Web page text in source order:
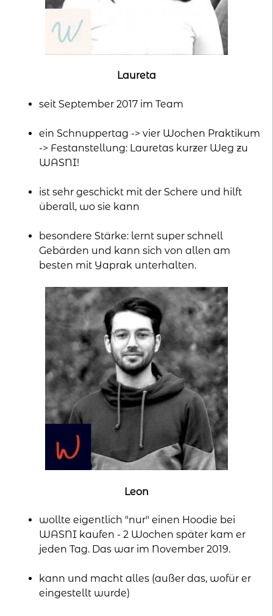
Laureta
seit September 2017 im Team
ein Schnuppertag -> vier Wochen Praktikum
-> Festanstellung: Lauretas kurzer Weg zu
WASNI!
ist sehr geschickt mit der Schere und hilft
überall, wo sie kann
besondere Stärke: lernt super schnell
Gebärden und kann sich von allen am
besten mit Yaprak unterhalten.
Leon
wollte eigentlich "nur" einen Hoodie bei
WASNI kaufen - 2 Wochen später kam er
jeden Tag. Das war im November 2019.
kann und macht alles (außer das, wofür er
eingestellt wurde)